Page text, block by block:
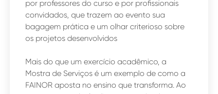
por professores do curso e por profissionais
convidados, que trazem ao evento sua
bagagem prática e um olhar criterioso sobre
os projetos desenvolvidos
Mais do que um exercício acadêmico, a
Mostra de Serviços é um exemplo de como a
FAINOR aposta no ensino que transforma. Ao